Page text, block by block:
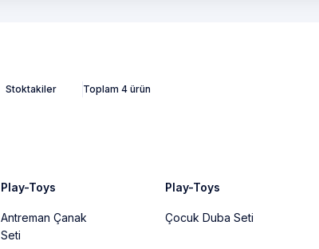
Stoktakiler Toplam 4 ürün
Play-Toys
Antreman Çanak
Seti
Play-Toys
Çocuk Duba Seti